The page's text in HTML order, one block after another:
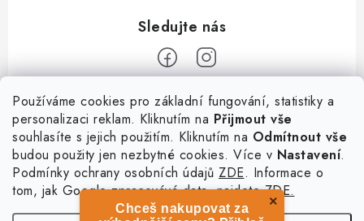
Používáme cookies pro základní fungování, statistiky a
personalizaci reklam. Kliknutím na Přijmout vše
souhlasíte s jejich použitím. Kliknutím na Odmítnout vše
budou použity jen nezbytné cookies. Více v Nastavení.
Podmínky ochrany osobních údajů ZDE. Informace o
tom, jak Google zpracovává data, najdeteZDE.
Informace
O nás
Kontakty
Služby
PetExpert - pojištění psů
×
Chceš nakupovat za